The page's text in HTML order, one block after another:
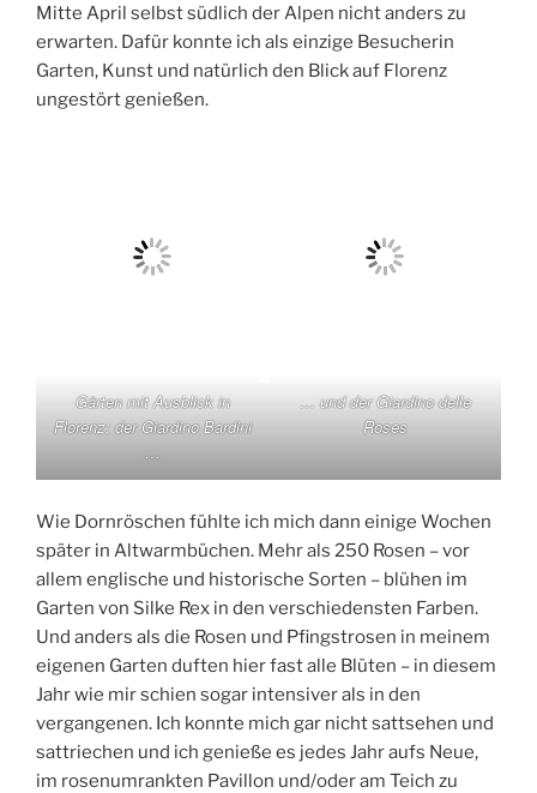
Mitte April selbst südlich der Alpen nicht anders zu
erwarten. Dafür konnte ich als einzige Besucherin
Garten, Kunst und natürlich den Blick auf Florenz
ungestört genießen.
Gärten mit Ausblick in
Florenz: der Giardino Bardini
…
… und der Giardino delle
Roses
Wie Dornröschen fühlte ich mich dann einige Wochen
später in Altwarmbüchen. Mehr als 250 Rosen – vor
allem englische und historische Sorten – blühen im
Garten von Silke Rex in den verschiedensten Farben.
Und anders als die Rosen und Pfingstrosen in meinem
eigenen Garten duften hier fast alle Blüten – in diesem
Jahr wie mir schien sogar intensiver als in den
vergangenen. Ich konnte mich gar nicht sattsehen und
sattriechen und ich genieße es jedes Jahr aufs Neue,
im rosenumrankten Pavillon und/oder am Teich zu